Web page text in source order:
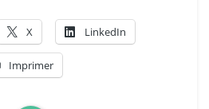
X LinkedIn
Imprimer